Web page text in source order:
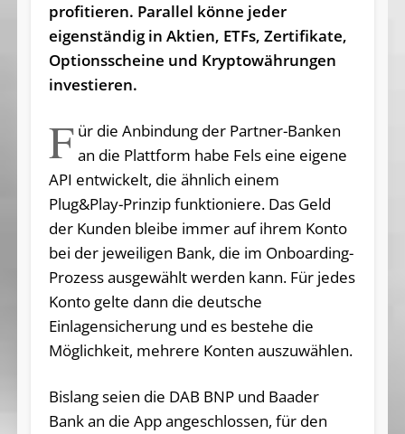
profitieren. Parallel könne jeder
eigenständig in Aktien, ETFs, Zertifikate,
Optionsscheine und Kryptowährungen
investieren.
F ür die Anbindung der Partner-Banken
an die Plattform habe Fels eine eigene
API entwickelt, die ähnlich einem
Plug&Play-Prinzip funktioniere. Das Geld
der Kunden bleibe immer auf ihrem Konto
bei der jeweiligen Bank, die im Onboarding-
Prozess ausgewählt werden kann. Für jedes
Konto gelte dann die deutsche
Einlagensicherung und es bestehe die
Möglichkeit, mehrere Konten auszuwählen.
Bislang seien die DAB BNP und Baader
Bank an die App angeschlossen, für den